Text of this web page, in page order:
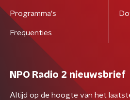
Programma's
Frequenties
NPO Radio 2 nieuwsbrief
Altijd op de hoogte van het